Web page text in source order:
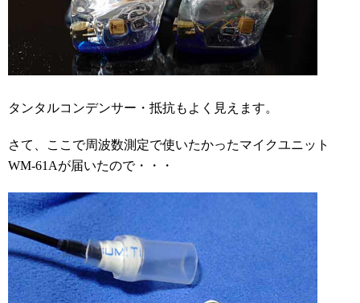
タンタルコンデンサー・抵抗もよく見えます。
さて、ここで周波数測定で使いたかったマイクユニット
WM-61Aが届いたので・・・